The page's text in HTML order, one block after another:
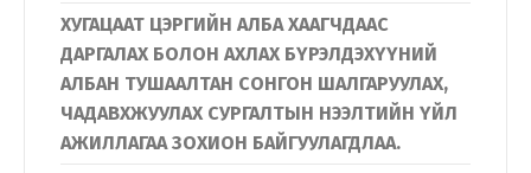
ХУГАЦААТ ЦЭРГИЙН АЛБА ХААГЧДААС
ДАРГАЛАХ БОЛОН АХЛАХ БҮРЭЛДЭХҮҮНИЙ
АЛБАН ТУШААЛТАН СОНГОН ШАЛГАРУУЛАХ,
ЧАДАВХЖУУЛАХ СУРГАЛТЫН НЭЭЛТИЙН ҮЙЛ
АЖИЛЛАГАА ЗОХИОН БАЙГУУЛАГДЛАА.